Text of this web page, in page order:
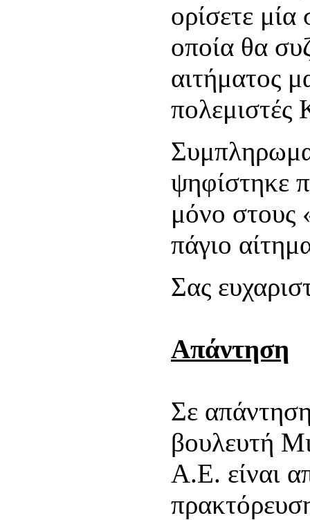
ορίσετε
οποία θα
αιτήματος
ψηφίστηκε
μόνο στους
πάγιο
Σας
Απάντηση
Σε
βουλευτή
Α.Ε. είναι